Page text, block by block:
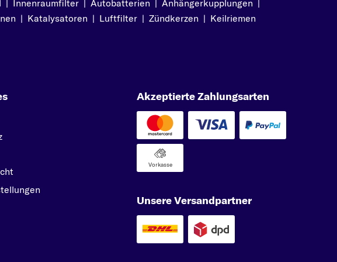
| Innenraumfilter | Autobatterien | Anhängerkupplungen |
| Katalysatoren | Luftfilter | Zündkerzen | Keilriemen
Akzeptierte Zahlungsarten
Vorkasse
Unsere Versandpartner